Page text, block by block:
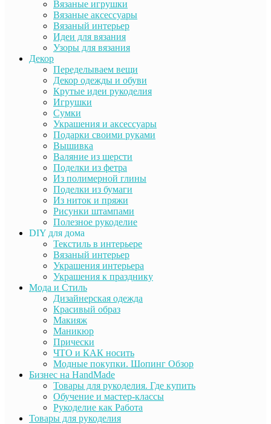
Вязаные игрушки
Вязаные аксессуары
Вязаный интерьер
Идеи для вязания
Узоры для вязания
Декор
Переделываем вещи
Декор одежды и обуви
Крутые идеи рукоделия
Игрушки
Сумки
Украшения и аксессуары
Подарки своими руками
Вышивка
Валяние из шерсти
Поделки из фетра
Из полимерной глины
Поделки из бумаги
Из ниток и пряжи
Рисунки штампами
Полезное рукоделие
DIY для дома
Текстиль в интерьере
Вязаный интерьер
Украшения интерьера
Украшения к празднику
Мода и Стиль
Дизайнерская одежда
Красивый образ
Макияж
Маникюр
Прически
ЧТО и КАК носить
Модные покупки. Шопинг Обзор
Бизнес на HandMade
Товары для рукоделия. Где купить
Обучение и мастер-классы
Рукоделие как Работа
Товары для рукоделия